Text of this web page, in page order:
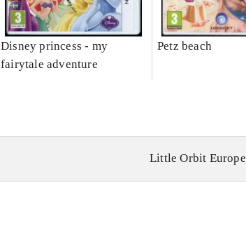
Disney princess - my
fairytale adventure
Petz beach
Little Orbit Europe